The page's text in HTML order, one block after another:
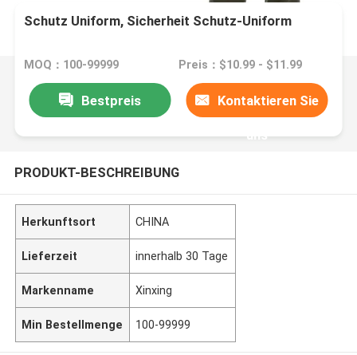
Schutz Uniform, Sicherheit Schutz-Uniform
MOQ：100-99999 Preis：$10.99 - $11.99
Bestpreis Kontaktieren Sie
uns
PRODUKT-BESCHREIBUNG
Herkunftsort CHINA
Lieferzeit innerhalb 30 Tage
Markenname Xinxing
Min Bestellmenge 100-99999